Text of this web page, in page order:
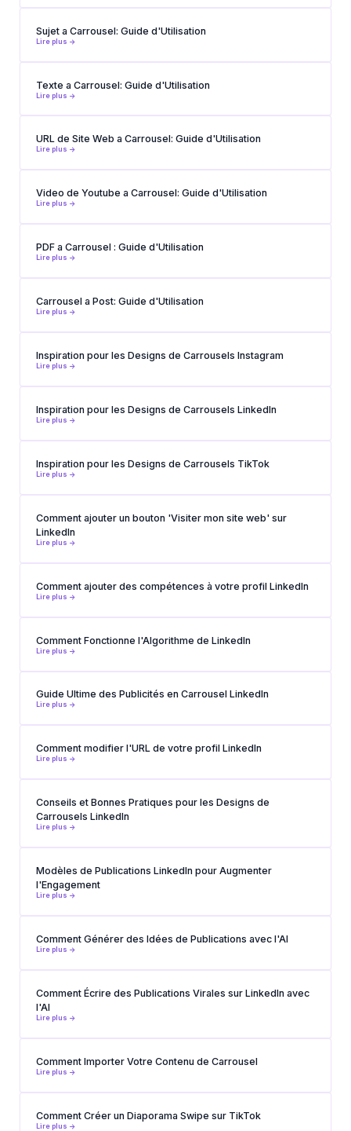
Sujet a Carrousel: Guide d'Utilisation
Lire plus ->
Texte a Carrousel: Guide d'Utilisation
Lire plus ->
URL de Site Web a Carrousel: Guide d'Utilisation
Lire plus ->
Video de Youtube a Carrousel: Guide d'Utilisation
Lire plus ->
PDF a Carrousel : Guide d'Utilisation
Lire plus ->
Carrousel a Post: Guide d'Utilisation
Lire plus ->
Inspiration pour les Designs de Carrousels Instagram
Lire plus ->
Inspiration pour les Designs de Carrousels LinkedIn
Lire plus ->
Inspiration pour les Designs de Carrousels TikTok
Lire plus ->
Comment ajouter un bouton 'Visiter mon site web' sur
LinkedIn
Lire plus ->
Comment ajouter des compétences à votre profil LinkedIn
Lire plus ->
Comment Fonctionne l'Algorithme de LinkedIn
Lire plus ->
Guide Ultime des Publicités en Carrousel LinkedIn
Lire plus ->
Comment modifier l'URL de votre profil LinkedIn
Lire plus ->
Conseils et Bonnes Pratiques pour les Designs de
Carrousels LinkedIn
Lire plus ->
Modèles de Publications LinkedIn pour Augmenter
l'Engagement
Lire plus ->
Comment Générer des Idées de Publications avec l'AI
Lire plus ->
Comment Écrire des Publications Virales sur LinkedIn avec
l'AI
Lire plus ->
Comment Importer Votre Contenu de Carrousel
Lire plus ->
Comment Créer un Diaporama Swipe sur TikTok
Lire plus ->